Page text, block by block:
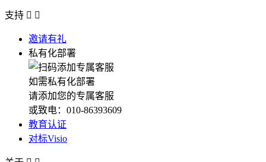
支持  
邀请有礼
私有化部署
如需私有化部署
请添加您的专属客服
或致电：010-86393609
教育认证
对标Visio